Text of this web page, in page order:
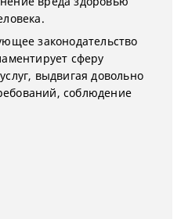
законодательство
сферу
выдвигая довольно
соблюдение